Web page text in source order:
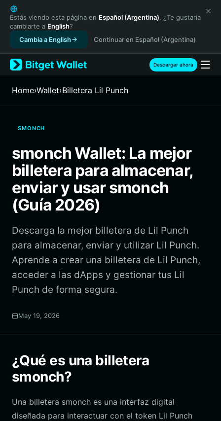
English
日本語
Tiếng Việt
Русский
Español (Latinoamérica)
Türkçe
Français
繁體中文
Bahasa Indonesia
ภาษาไทย
Español
Português (Brasil)
Estás viendo esta página en Español (Argentina). ¿Te gustaría
cambiarte a English?
Cambia a English
Continuar en Español (Argentina)
Descargar ahora
Home›Wallet›Billetera Lil Punch
SMONCH
smonch Wallet: La mejor
billetera para almacenar,
enviar y usar smonch
(Guía 2026)
Descarga la mejor billetera de Lil Punch
para almacenar, enviar y utilizar Lil Punch.
Aprende a crear una billetera de Lil Punch,
acceder a las dApps y gestionar tus Lil
Punch de forma segura.
May 19, 2026
¿Qué es una billetera
smonch?
Una billetera smonch es una interfaz digital
diseñada para interactuar con el token Lil Punch